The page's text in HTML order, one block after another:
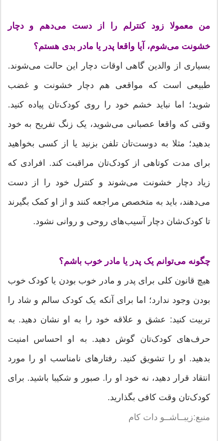
من معمولا زود کنترلم را از دست می‌دهم و دچار
خشونت می‌شوم، آیا واقعا پدر یا مادر بدی هستم؟
بسیاری از والدین گاهی اوقات دچار این حالت می‌شوند.
طبیعی است که مواقعی هم دچار خشونت و غضب
شوید؛ اما نباید خشم خود را روی کودک‌تان پیاده کنید.
وقتی که واقعا عصبانی می‌شوید، یک زنگ تفریح به خود
بدهید؛ مثلا به دوست‌تان تلفن بزنید یا از کسی بخواهید
برای مدت کوتاهی از کودک‌تان مراقبت کند. افرادی که
زیاد دچار خشونت می‌شوند و کنترل خود را از دست
می‌دهند، باید به متخصص مراجعه کنند و از او کمک بگیرند
تا کودک‌شان دچار آسیب‌های روحی و روانی نشود.
چگونه می‌توانم یک پدر یا مادر خوب باشم؟
هیچ‌ قانون کلی برای پدر و مادر خوب بودن یا کودک خوب
بودن وجود ندارد؛ اما برای آنکه یک کودک سالم و شاد را
تربیت کنید: عشق و علاقه خود را به او نشان دهید. به
حرف‌های کودک‌تان گوش دهید. به او احساس امنیت
بدهید. او را تشویق کنید. رفتارهای نامناسب او را مورد
انتقاد قرار دهید، نه خود او را. صبور و شکیبا باشید. برای
کودک‌تان وقت کافی بگذارید.
منبع:زیبــاشــو دات کام